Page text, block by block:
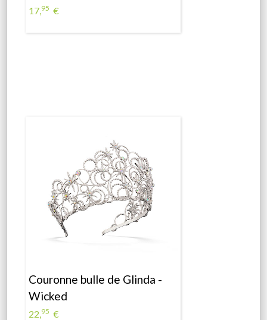
17, 95 €
Couronne bulle de Glinda -
Wicked
22, 95 €